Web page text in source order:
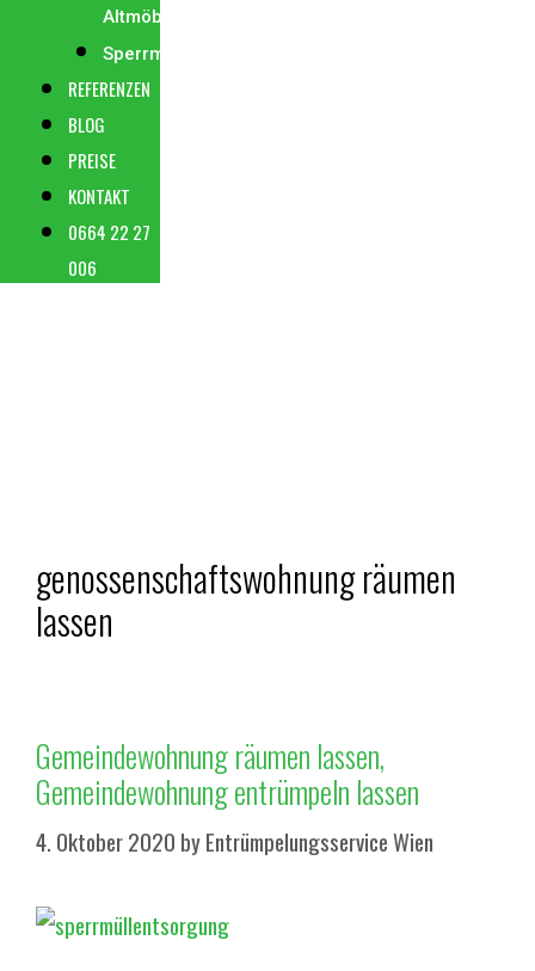
Altmöbel
Sperrmüllabholung
REFERENZEN
BLOG
PREISE
KONTAKT
0664 22 27
006
genossenschaftswohnung räumen
lassen
Gemeindewohnung räumen lassen,
Gemeindewohnung entrümpeln lassen
4. Oktober 2020 byEntrümpelungsservice Wien